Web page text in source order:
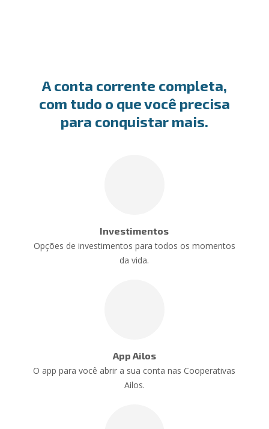
A conta corrente completa,
com tudo o que você precisa
para conquistar mais.
Investimentos
Opções de investimentos para todos os momentos
da vida.
App Ailos
O app para você abrir a sua conta nas Cooperativas
Ailos.